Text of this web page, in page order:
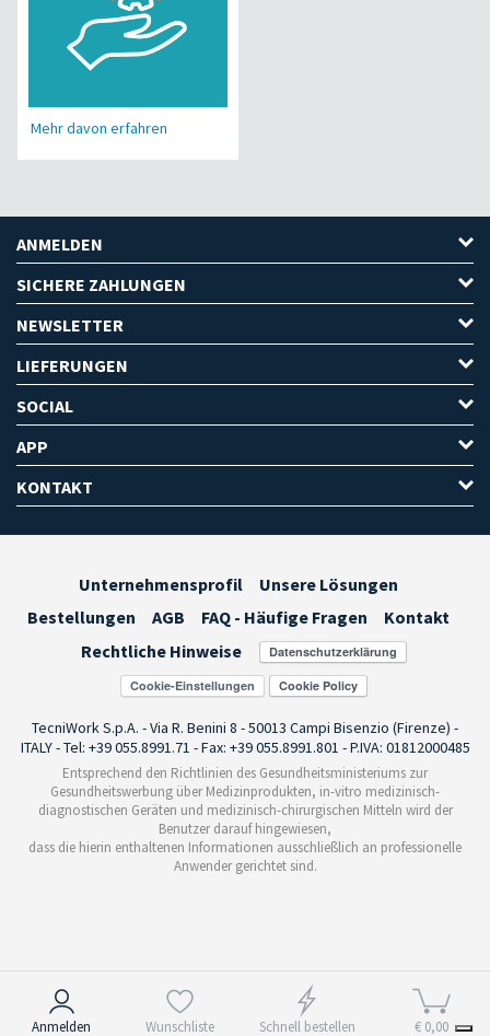
Anmelden Wunschliste Schnell bestellen € 0,00
Mehr davon erfahren
ANMELDEN
SICHERE ZAHLUNGEN
NEWSLETTER
LIEFERUNGEN
SOCIAL
APP
KONTAKT
Unternehmensprofil
Unsere Lösungen
Bestellungen
AGB FAQ - Häufige Fragen
Kontakt
Rechtliche Hinweise
Cookie-Einstellungen
TecniWork S.p.A. - Via R. Benini 8 - 50013 Campi Bisenzio (Firenze) -
ITALY - Tel: +39 055.8991.71 - Fax: +39 055.8991.801 - P.IVA: 01812000485
Entsprechend den Richtlinien des Gesundheitsministeriums zur
Gesundheitswerbung über Medizinprodukten, in-vitro medizinisch-
diagnostischen Geräten und medizinisch-chirurgischen Mitteln wird der
Benutzer darauf hingewiesen,
dass die hierin enthaltenen Informationen ausschließlich an professionelle
Anwender gerichtet sind.
Hinweis bei Erhebung